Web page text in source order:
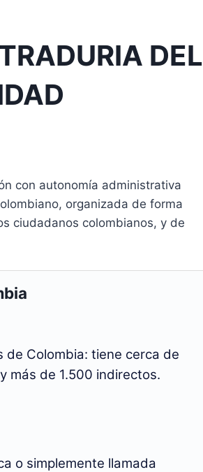
DEL
con autonomía administrativa
organizada de forma
ciudadanos colombianos, y de
de Colombia: tiene cerca de
más de 1.500 indirectos.
o simplemente llamada